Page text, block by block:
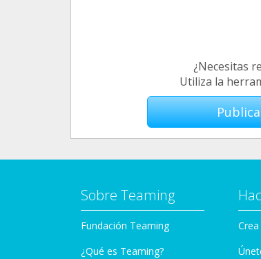
¿Necesitas
Utiliza la
Sobre Teaming
Fundación Teaming
¿Qué es Teaming?